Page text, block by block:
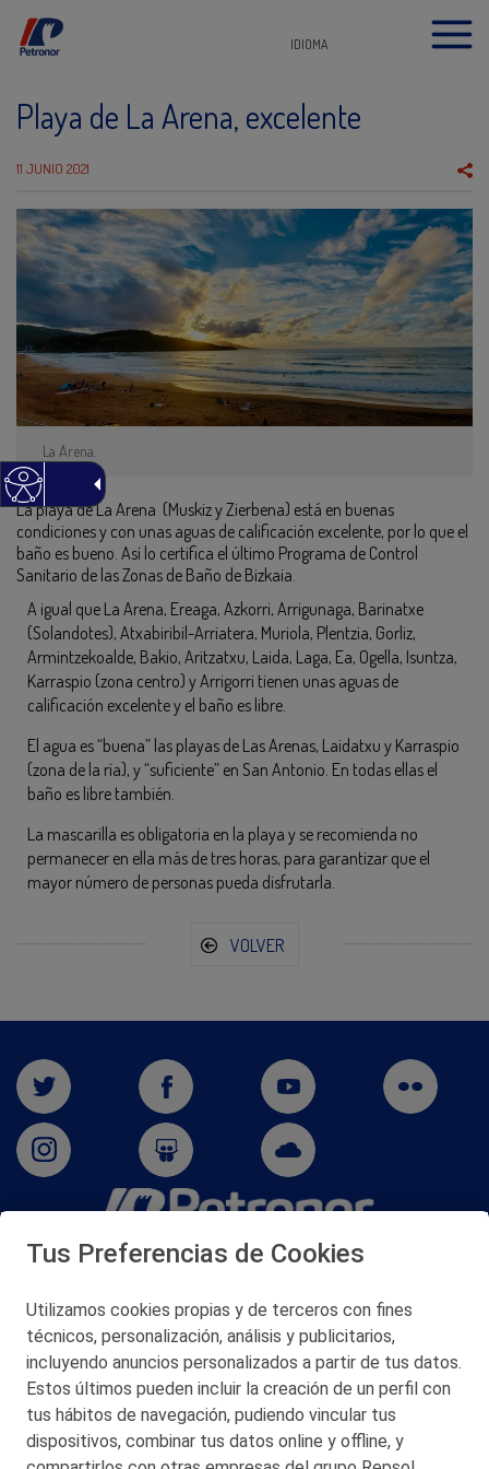
IDIOMA
Playa de La Arena, excelente
11 JUNIO 2021
La Arena.
La playa de La Arena (Muskiz y Zierbena) está en buenas
condiciones y con unas aguas de calificación excelente, por lo que el
baño es bueno. Así lo certifica el último Programa de Control
Sanitario de las Zonas de Baño de Bizkaia.
A igual que La Arena, Ereaga, Azkorri, Arrigunaga, Barinatxe
(Solandotes), Atxabiribil-Arriatera, Muriola, Plentzia, Gorliz,
Armintzekoalde, Bakio, Aritzatxu, Laida, Laga, Ea, Ogella, Isuntza,
Karraspio (zona centro) y Arrigorri tienen unas aguas de
calificación excelente y el baño es libre.
El agua es “buena” las playas de Las Arenas, Laidatxu y Karraspio
(zona de la ría), y “suficiente” en San Antonio. En todas ellas el
baño es libre también.
La mascarilla es obligatoria en la playa y se recomienda no
permanecer en ella más de tres horas, para garantizar que el
mayor número de personas pueda disfrutarla.
VOLVER
San Martín 5-Edificio Muñatones,
© 2026 Petronor S.A.
CONTACTO
Tus Preferencias de Cookies
Utilizamos cookies propias y de terceros con fines
técnicos, personalización, análisis y publicitarios,
incluyendo anuncios personalizados a partir de tus datos.
Estos últimos pueden incluir la creación de un perfil con
tus hábitos de navegación, pudiendo vincular tus
dispositivos, combinar tus datos online y offline, y